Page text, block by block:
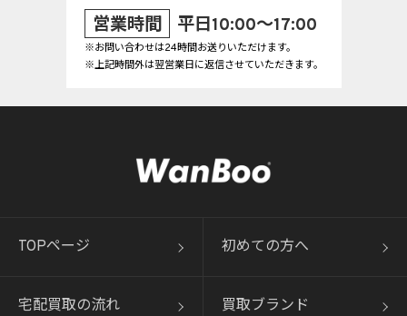
営業時間 平日10:00～17:00
※お問い合わせは24時間お送りいただけます。
※上記時間外は翌営業日に返信させていただきます。
TOPページ 初めての方へ
宅配買取の流れ 買取ブランド